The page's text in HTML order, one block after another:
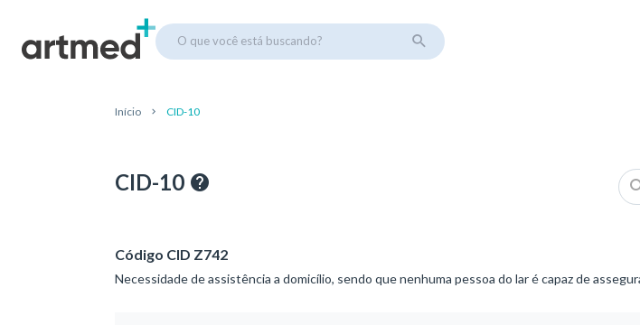
O que você está buscando?
Início CID-10
CID-10
Código CID Z742
Necessidade de assistência a domicílio, sendo que nenhuma pessoa do lar é capaz de